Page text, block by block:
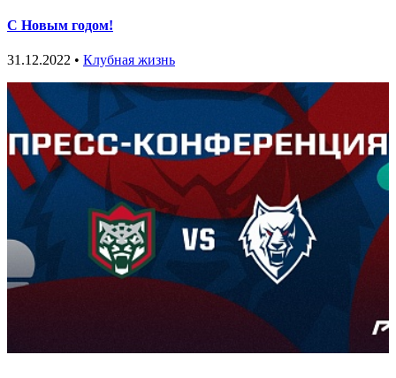
С Новым годом!
31.12.2022 • Клубная жизнь